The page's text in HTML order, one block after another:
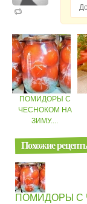
ПОМИДОРЫ С
ЧЕСНОКОМ НА
ЗИМУ....
Похожие
ПОМИДОРЫ С